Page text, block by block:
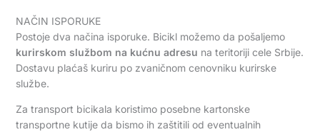
NAČIN ISPORUKE
Postoje dva načina isporuke. Bicikl možemo da pošaljemo
kurirskom službom na kućnu adresu na teritoriji cele Srbije.
Dostavu plaćaš kuriru po zvaničnom cenovniku kurirske
službe.
Za transport bicikala koristimo posebne kartonske
transportne kutije da bismo ih zaštitili od eventualnih